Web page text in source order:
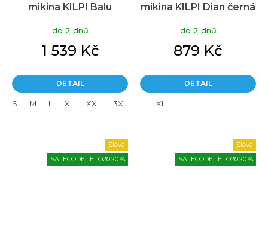
mikina KILPI Balu
do 2 dnů
1 539 Kč
DETAIL
S M L XL XXL 3XL
mikina KILPI Dian černá
do 2 dnů
879 Kč
DETAIL
L XL
Sleva
SALECODE:LETO20:20:%
Sleva
SALECODE:LETO20:20:%